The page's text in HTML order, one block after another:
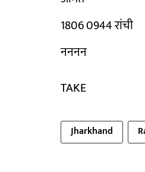
1806 0944 रांची
नननन
TAKE
Jharkhand